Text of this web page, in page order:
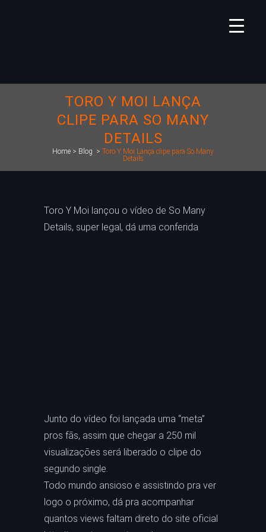
TORO Y MOI LANÇA
CLIPE PARA SO MANY
DETAILS
Home > Blog > Toro Y Moi Lança clipe para So Many
Details
Toro Y Moi lançou o vídeo de So Many
Details, super legal, dá uma conferida
Junto do vídeo foi lançada uma “meta”
pros fãs, assim que chegar a 250 mil
visualizações será liberado o clipe do
segundo single.
Todo mundo ansioso e assistindo pra ver
logo o próximo, dá pra acompanhar
quantos views faltam direto do site oficial